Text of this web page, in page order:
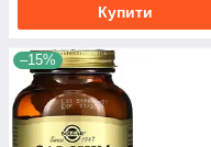
Купити
–15%